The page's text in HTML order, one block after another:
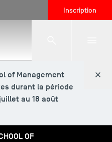
Inscription
of Management
durant la période
au 18 août
OF